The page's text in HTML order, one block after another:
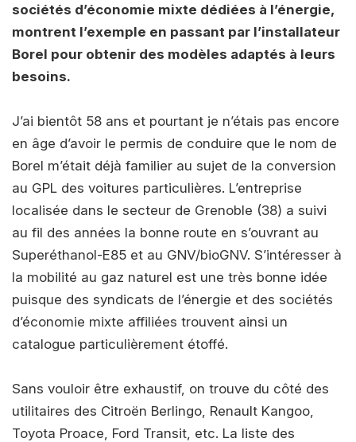
sociétés d’économie mixte dédiées à l’énergie,
montrent l’exemple en passant par l’installateur
Borel pour obtenir des modèles adaptés à leurs
besoins.
J’ai bientôt 58 ans et pourtant je n’étais pas encore
en âge d’avoir le permis de conduire que le nom de
Borel m’était déjà familier au sujet de la conversion
au GPL des voitures particulières. L’entreprise
localisée dans le secteur de Grenoble (38) a suivi
au fil des années la bonne route en s’ouvrant au
Superéthanol-E85 et au GNV/bioGNV. S’intéresser à
la mobilité au gaz naturel est une très bonne idée
puisque des syndicats de l’énergie et des sociétés
d’économie mixte affiliées trouvent ainsi un
catalogue particulièrement étoffé.
Sans vouloir être exhaustif, on trouve du côté des
utilitaires des Citroën Berlingo, Renault Kangoo,
Toyota Proace, Ford Transit, etc. La liste des